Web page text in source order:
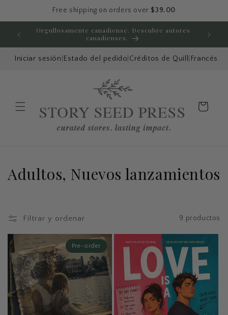
Free shipping on orders over $39.00
Ir directamente
Orgullosamente canadiense. Descubre autores
canadienses.
Iniciar sesión Estado del pedido Créditos de Quill Francés
Carrito
C
l
e
c
c
i
Adultos, Nuevos lanzamientos
Filtrar y ordenar 9 productos
Pre-order